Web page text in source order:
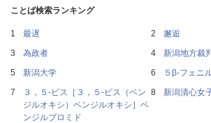
ことば検索ランキング
最遅
邂逅
為政者
新潟地方裁
新潟大学
５β‐フェニ
３，５‐ビス［３，５‐ビス（ベン
ジルオキシ）ベンジルオキシ］ベ
ンジルブロミド
新潟清心女